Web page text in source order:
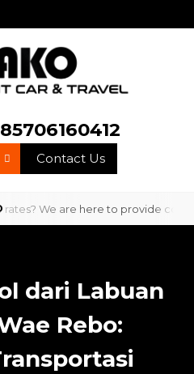
Contact Us
We are here to provide
dari Labuan
Rebo: